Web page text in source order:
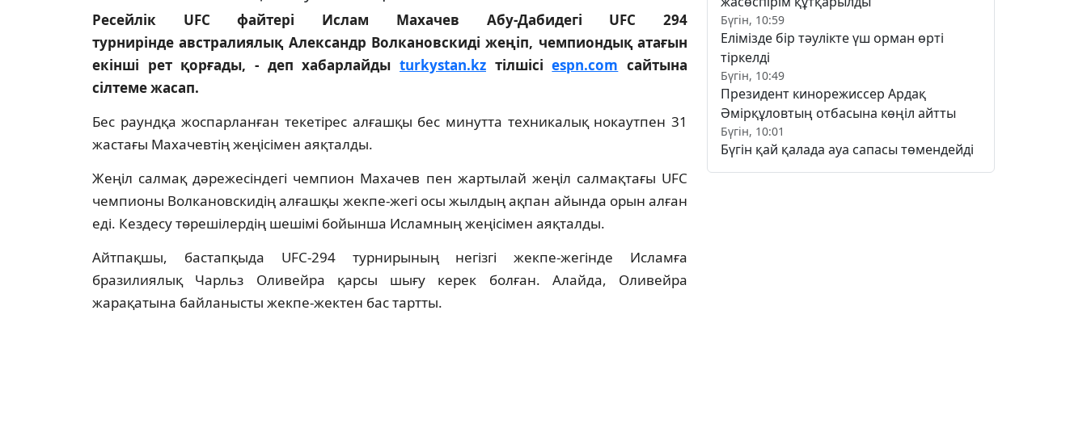
Ресейлік UFC файтері Ислам Махачев Абу-Дабидегі UFC 294
турнирінде австралиялық Александр Волкановскиді жеңіп, чемпиондық атағын
екінші рет қорғады, - деп хабарлайды turkystan.kz тілшісіespn.com сайтына
сілтеме жасап.
Бес раундқа жоспарланған текетірес алғашқы бес минутта техникалық нокаутпен 31
жастағы Махачевтің жеңісімен аяқталды.
Жеңіл салмақ дәрежесіндегі чемпион Махачев пен жартылай жеңіл салмақтағы UFC
чемпионы Волкановскидің алғашқы жекпе-жегі осы жылдың ақпан айында орын алған
еді. Кездесу төрешілердің шешімі бойынша Исламның жеңісімен аяқталды.
Айтпақшы, бастапқыда UFC-294 турнирының негізгі жекпе-жегінде Исламға
бразилиялық Чарльз Оливейра қарсы шығу керек болған. Алайда, Оливейра
жарақатына байланысты жекпе-жектен бас тартты.
Бүгін, 10:59
Елімізде бір тәулікте үш орман өрті
тіркелді
Бүгін, 10:49
Президент кинорежиссер Ардақ
Әмірқұловтың отбасына көңіл айтты
Бүгін, 10:01
Бүгін қай қалада ауа сапасы төмендейді